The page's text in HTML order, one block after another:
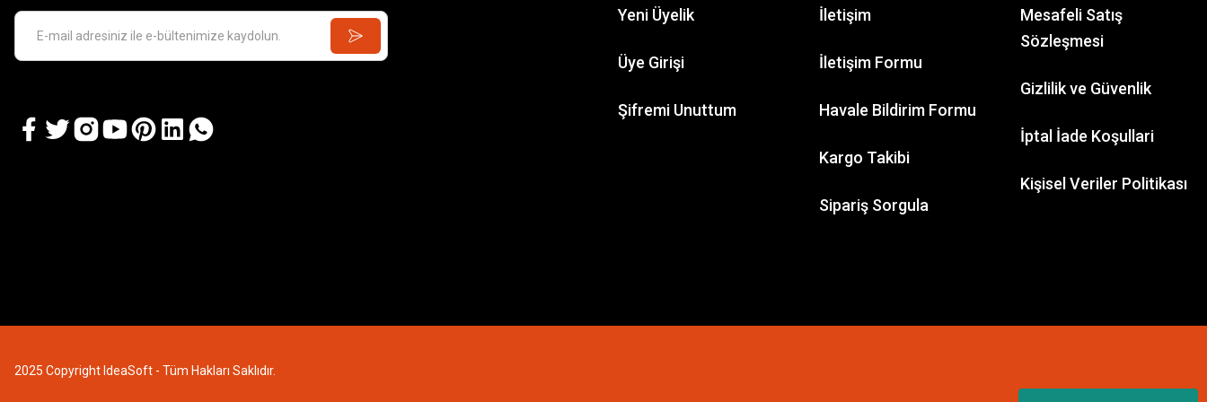
Yeni Üyelik
Üye Girişi
Şifremi Unuttum
İletişim
İletişim Formu
Havale Bildirim Formu
Kargo Takibi
Sipariş Sorgula
Mesafeli Satış
Sözleşmesi
Gizlilik ve Güvenlik
İptal İade Koşullari
Kişisel Veriler Politikası
2025 Copyright IdeaSoft - Tüm Hakları Saklıdır.